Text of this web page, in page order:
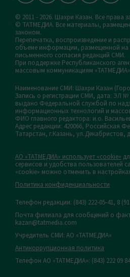
© 2011 - 2026. Шахри Казан. Все права
© ТАТМЕДИА. Все материалы,
законом.
Перепечатка, воспроизведение и
объеме информации, размещенной на
письменного согласия редакций СМИ.
При поддержке Республиканского
массовым коммуникациям
Наименование СМИ: Шахри Казан
Запись о регистрации СМИ, дата: ЭЛ №
выдано Федеральной службой по
информационных технологий и
ФИО главного редактора: и.о.
Адрес редакции: 420066, Российская
Татарстан, г.Казань, ул.Декабристов,
АО «ТАТМЕДИА» использует «cookie»
сервисов и удобства пользователей
«cookie» можно отменить в
Политика конфиденциальности
Телефон редакции: (843) 222-05-41, 8
Почта филиала для сообщений о
kazan@tatmedia.com
Учредитель СМИ: АО «ТАТМЕДИА»
Антикоррупционная политика
Телефон АО «ТАТМЕДИА»: (843) 222 09 84